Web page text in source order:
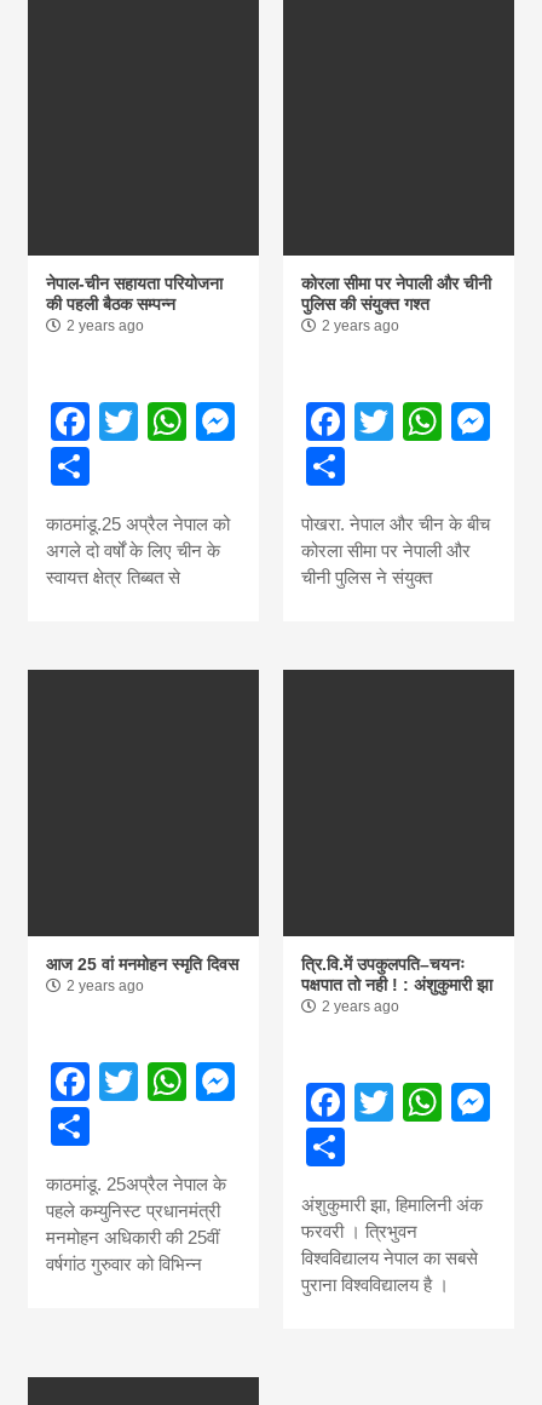
नेपाल-चीन सहायता परियोजना
की पहली बैठक सम्पन्न
2 years ago
Facebook
TwitterWhatsApp
Messenger
काठमांडू.25 अप्रैल नेपाल को
अगले दो वर्षों के लिए चीन के
स्वायत्त क्षेत्र तिब्बत से
कोरला सीमा पर नेपाली और चीनी
पुलिस की संयुक्त गश्त
2 years ago
Facebook
Twitter
पोखरा. नेपाल और चीन के बीच
कोरला सीमा पर नेपाली और
चीनी पुलिस ने संयुक्त
आज 25 वां मनमोहन स्मृति दिवस
2 years ago
Facebook
TwitterWhatsApp
Messenger
काठमांडू. 25अप्रैल नेपाल के
पहले कम्युनिस्ट प्रधानमंत्री
मनमोहन अधिकारी की 25वीं
वर्षगांठ गुरुवार को विभिन्न
त्रि.वि.में उपकुलपति–चयनः
पक्षपात तो नही ! : अंशुकुमारी झा
2 years ago
Facebook
Twitter
अंशुकुमारी झा, हिमालिनी अंक
फरवरी । त्रिभुवन
विश्वविद्यालय नेपाल का सबसे
पुराना विश्वविद्यालय है ।